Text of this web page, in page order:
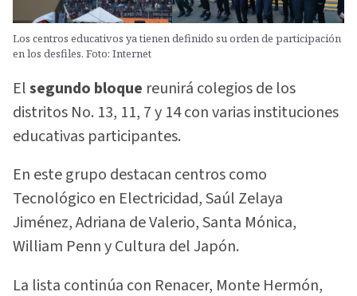
Los centros educativos ya tienen definido su orden de participación
en los desfiles. Foto: Internet
Elsegundo bloque reunirá colegios de los
distritos No. 13, 11, 7 y 14 con varias instituciones
educativas participantes.
En este grupo destacan centros como
Tecnológico en Electricidad, Saúl Zelaya
Jiménez, Adriana de Valerio, Santa Mónica,
William Penn y Cultura del Japón.
La lista continúa con Renacer, Monte Hermón,